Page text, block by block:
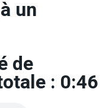
un
de
: 0:46